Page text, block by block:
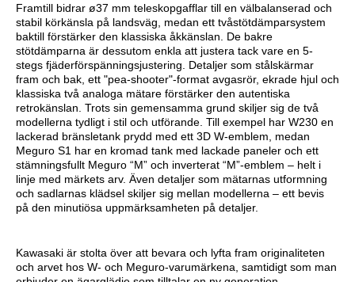
Framtill bidrar ø37 mm teleskopgafflar till en välbalanserad och
stabil körkänsla på landsväg, medan ett tvåstötdämparsystem
baktill förstärker den klassiska åkkänslan. De bakre
stötdämparna är dessutom enkla att justera tack vare en 5-
stegs fjäderförspänningsjustering. Detaljer som stålskärmar
fram och bak, ett "pea-shooter"-format avgasrör, ekrade hjul och
klassiska två analoga mätare förstärker den autentiska
retrokänslan. Trots sin gemensamma grund skiljer sig de två
modellerna tydligt i stil och utförande. Till exempel har W230 en
lackerad bränsletank prydd med ett 3D W-emblem, medan
Meguro S1 har en kromad tank med lackade paneler och ett
stämningsfullt Meguro “M” och inverterat “M”-emblem – helt i
linje med märkets arv. Även detaljer som mätarnas utformning
och sadlarnas klädsel skiljer sig mellan modellerna – ett bevis
på den minutiösa uppmärksamheten på detaljer.
Kawasaki är stolta över att bevara och lyfta fram originaliteten
och arvet hos W- och Meguro-varumärkena, samtidigt som man